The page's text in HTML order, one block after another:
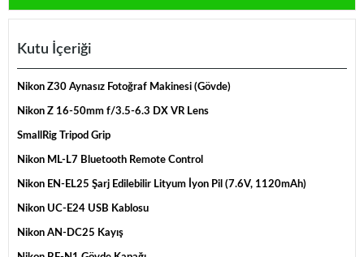
Kutu İçeriği
Nikon Z30 Aynasız Fotoğraf Makinesi (Gövde)
Nikon Z 16-50mm f/3.5-6.3 DX VR Lens
SmallRig Tripod Grip
Nikon ML-L7 Bluetooth Remote Control
Nikon EN-EL25 Şarj Edilebilir Lityum İyon Pil (7.6V, 1120mAh)
Nikon UC-E24 USB Kablosu
Nikon AN-DC25 Kayış